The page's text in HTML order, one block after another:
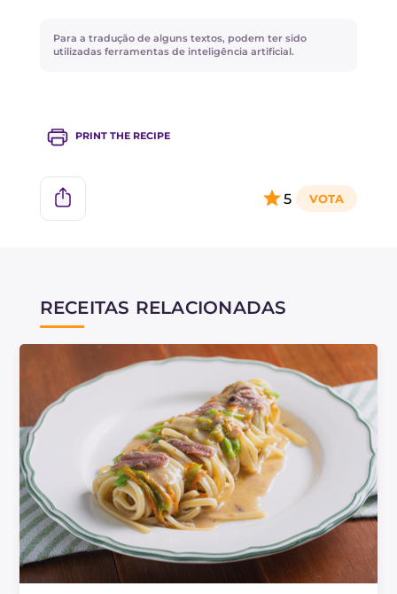
Para a tradução de alguns textos, podem ter sido
utilizadas ferramentas de inteligência artificial.
PRINT THE RECIPE
5
RECEITAS RELACIONADAS